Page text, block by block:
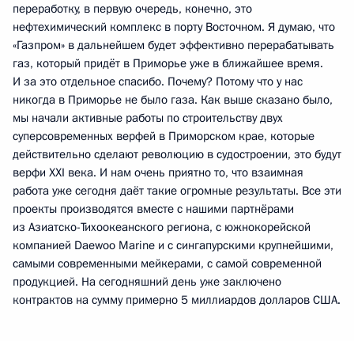
переработку, в первую очередь, конечно, это
нефтехимический комплекс в порту Восточном. Я думаю, что
«Газпром» в дальнейшем будет эффективно перерабатывать
газ, который придёт в Приморье уже в ближайшее время.
И за это отдельное спасибо. Почему? Потому что у нас
никогда в Приморье не было газа. Как выше сказано было,
мы начали активные работы по строительству двух
суперсовременных верфей в Приморском крае, которые
действительно сделают революцию в судостроении, это будут
верфи XXI века. И нам очень приятно то, что взаимная
работа уже сегодня даёт такие огромные результаты. Все эти
проекты производятся вместе с нашими партнёрами
из Азиатско-Тихоокеанского региона, с южнокорейской
компанией Daewoo Marine и с сингапурскими крупнейшими,
самыми современными мейкерами, с самой современной
продукцией. На сегодняшний день уже заключено
контрактов на сумму примерно 5 миллиардов долларов США.